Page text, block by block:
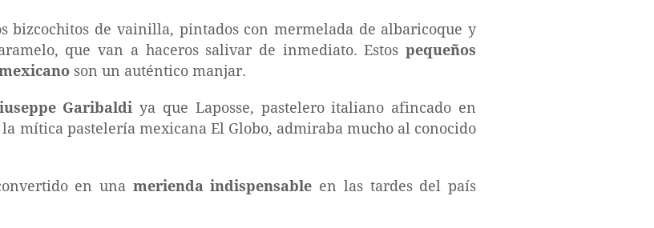
bizcochitos de vainilla, pintados con mermelada de albaricoque y
que van a haceros salivar de inmediato. Estos pequeños
son un auténtico manjar.
Garibaldi ya que Laposse, pastelero italiano afincado en
mítica pastelería mexicana El Globo, admiraba mucho al conocido
en una merienda indispensable en las tardes del país